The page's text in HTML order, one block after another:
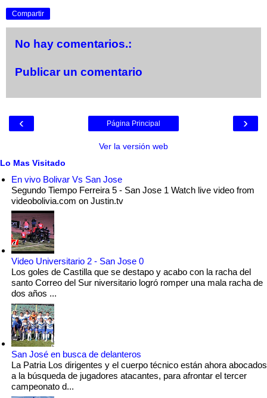
Compartir
No hay comentarios.:
Publicar un comentario
‹ ›
Página Principal
Ver la versión web
Lo Mas Visitado
En vivo Bolivar Vs San Jose
Segundo Tiempo Ferreira 5 - San Jose 1 Watch live video from
videobolivia.com on Justin.tv
Video Universitario 2 - San Jose 0
Los goles de Castilla que se destapo y acabo con la racha del
santo Correo del Sur niversitario logró romper una mala racha de
dos años ...
San José en busca de delanteros
La Patria Los dirigentes y el cuerpo técnico están ahora abocados
a la búsqueda de jugadores atacantes, para afrontar el tercer
campeonato d...